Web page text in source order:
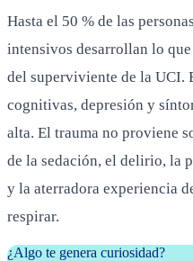
Hasta el 50 % de las
intensivos desarrollan lo
del superviviente de la UCI.
cognitivas, depresión y
alta. El trauma no proviene
de la sedación, el delirio, la
y la aterradora experiencia
respirar.
¿Algo te genera curiosidad?